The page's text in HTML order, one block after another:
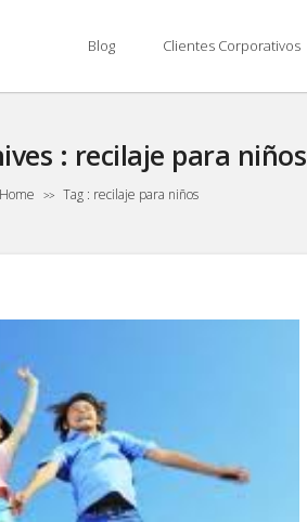
Blog Clientes Corporativos
: recilaje para niños
Home >> Tag : recilaje para niños